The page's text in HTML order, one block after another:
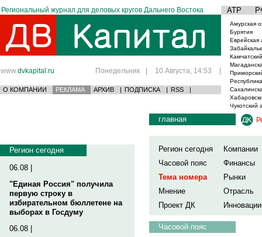
Региональный журнал для деловых кругов Дальнего Востока АТР
www.dvkapital.ru Понедельник | 10 Августа, 14:53 |
О КОМПАНИИ РЕКЛАМА АРХИВ | ПОДПИСКА | RSS |
Амурская
Бурятия
Еврейская
Чукотский
Регион сегодня
06.08 |
"Единая Россия" получила
первую строку в
избирательном бюллетене на
выборах в Госдуму
06.08 |
главная
Регион сегодня
Компании
Часовой пояс
Финансы
Тема номера
Рынки
Мнение
Отрасль
Проект ДК
Инновации
Часовой пояс